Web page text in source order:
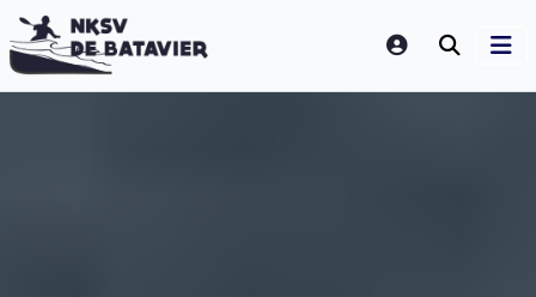
LOGIN